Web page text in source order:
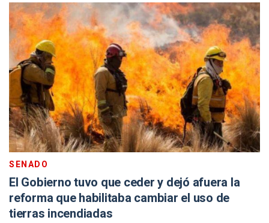
SENADO
El Gobierno tuvo que ceder y dejó afuera la
reforma que habilitaba cambiar el uso de
tierras incendiadas